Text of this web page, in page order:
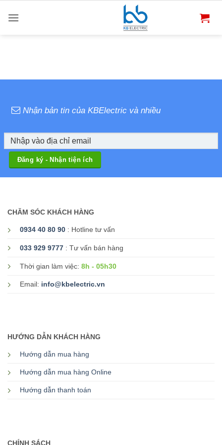
qua
Nhận bản tin của KBElectric và nhiều
CHĂM SÓC KHÁCH HÀNG
0934 40 80 90 : Hotline tư vấn
033 929 9777 : Tư vấn bán hàng
Thời gian làm việc: 8h - 05h30
Email: info@kbelectric.vn
HƯỚNG DẪN KHÁCH HÀNG
Hướng dẫn mua hàng
Hướng dẫn mua hàng Online
Hướng dẫn thanh toán
CHÍNH SÁCH